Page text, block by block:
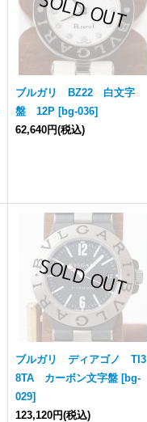
ブルガリ BZ22 白文字
盤 12P [bg-036]
62,640円(税込)
ブルガリ ディアゴノ TI3
8TA カーボン文字盤 [bg-
029]
123,120円(税込)